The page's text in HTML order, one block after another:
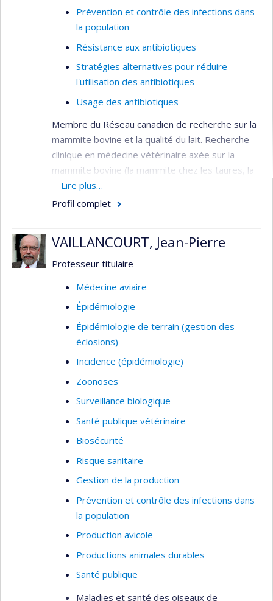
Prévention et contrôle des infections dans
la population
Résistance aux antibiotiques
Stratégies alternatives pour réduire
l'utilisation des antibiotiques
Usage des antibiotiques
Membre du Réseau canadien de recherche sur la
mammite bovine et la qualité du lait. Recherche
clinique en médecine vétérinaire axée sur la
mammite bovine (la mammite chez les taures, la
mammite causée par
tests de détection de la mammite bovine, le
médecine et chirurgie bovine. Les maladies
infectieuses et la biosécurité en production
Lire plus…
Profil complet
VAILLANCOURT, Jean-Pierre
Professeur titulaire
Médecine aviaire
Épidémiologie
Épidémiologie de terrain (gestion des
éclosions)
Incidence (épidémiologie)
Zoonoses
Surveillance biologique
Santé publique vétérinaire
Biosécurité
Risque sanitaire
Gestion de la production
Prévention et contrôle des infections dans
la population
Production avicole
Productions animales durables
Santé publique
Maladies et santé des oiseaux de